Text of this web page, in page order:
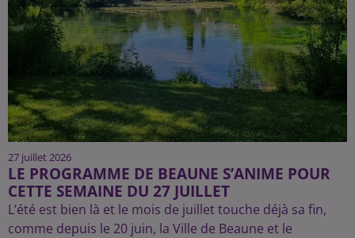
27 juillet 2026
LE PROGRAMME DE BEAUNE S’ANIME POUR
CETTE SEMAINE DU 27 JUILLET
L’été est bien là et le mois de juillet touche déjà sa fin,
comme depuis le 20 juin, la Ville de Beaune et le